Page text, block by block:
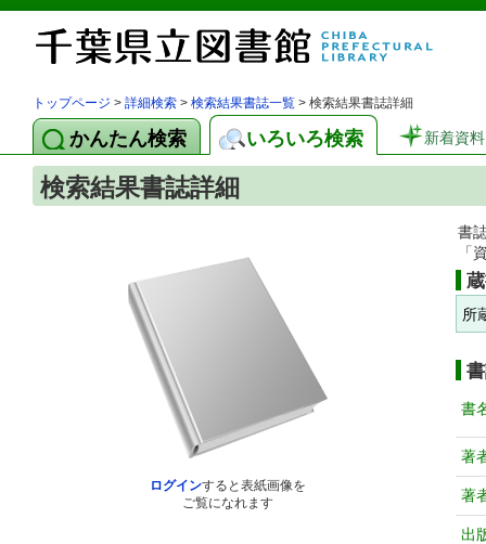
トップページ > 詳細検索 > 検索結果書誌一覧 > 検索結果書誌詳細
かんたん検索 いろいろ検索 新着資料
検索結果書誌詳細
ログインすると表紙画像を
ご覧になれます
書
「
所
書
著
著
出